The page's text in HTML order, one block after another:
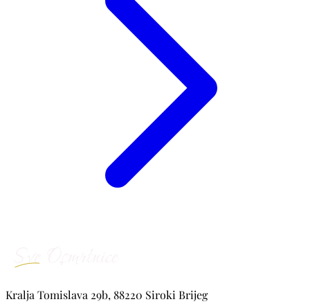
Kralja Tomislava 29b, 88220 Siroki Brijeg